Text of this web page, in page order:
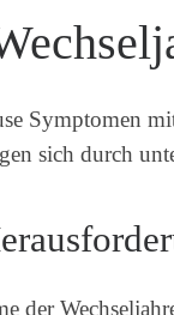
Symptomen
sich durch
der